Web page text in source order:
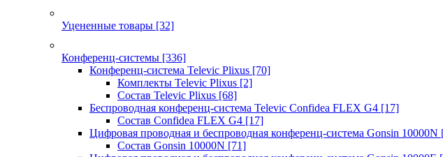
Уцененные товары [32]
Конференц-системы [336]
Конференц-система Televic Plixus [70]
Комплекты Televic Plixus [2]
Состав Televic Plixus [68]
Беспроводная конференц-система Televic Confidea FLEX G4 [17]
Состав Confidea FLEX G4 [17]
Цифровая проводная и беспроводная конференц-система Gonsin 10000N
Состав Gonsin 10000N [71]